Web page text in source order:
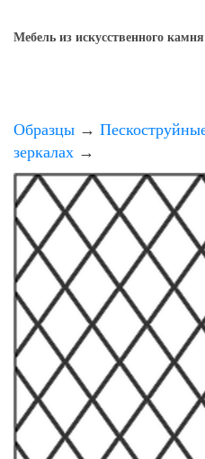
Мебель из искусственного камня
Образцы →
зеркалах →